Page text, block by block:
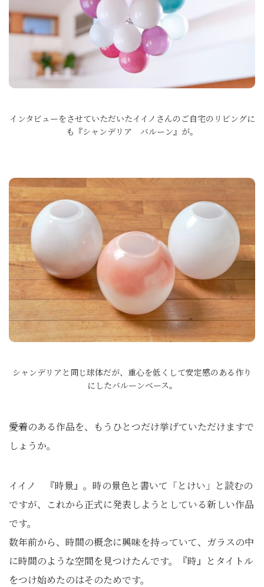
インタビューをさせていただいたイイノさんのご自宅のリビングに
も『シャンデリア バルーン』が。
シャンデリアと同じ球体だが、重心を低くして安定感のある作り
にしたバルーンベース。
――愛着のある作品を、もうひとつだけ挙げていただけますで
しょうか。
イイノ 『時景』。時の景色と書いて「とけい」と読むの
ですが、これから正式に発表しようとしている新しい作品
です。
数年前から、時間の概念に興味を持っていて、ガラスの中
に時間のような空間を見つけたんです。『時』とタイトル
をつけ始めたのはそのためです。